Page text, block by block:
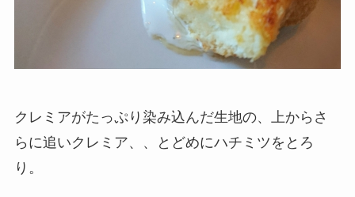
クレミアがたっぷり染み込んだ生地の、上からさ
らに追いクレミア、、とどめにハチミツをとろ
り。